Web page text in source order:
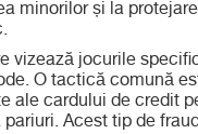
minorilor și la
vizează jocurile
O tactică comună
ale cardului de credit
Acest tip de